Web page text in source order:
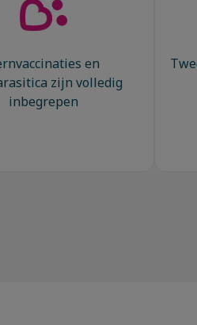
en
zijn volledig
inbegrepen